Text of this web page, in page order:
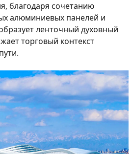
благодаря сочетанию
алюминиевых панелей и
ленточный духовный
торговый контекст